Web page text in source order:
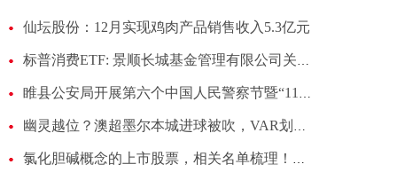
仙坛股份：12月实现鸡肉产品销售收入5.3亿元
标普消费ETF: 景顺长城基金管理有限公司关于景顺长城标普消费精选交易型开放式指数证券投资基金(QDII)二级市场交易价格溢价风险提示公告
睢县公安局开展第六个中国人民警察节暨“110宣传日”宣传活动
幽灵越位？澳超墨尔本城进球被吹，VAR划线时对方球员成为残影
氯化胆碱概念的上市股票，相关名单梳理！（2026/1/9）